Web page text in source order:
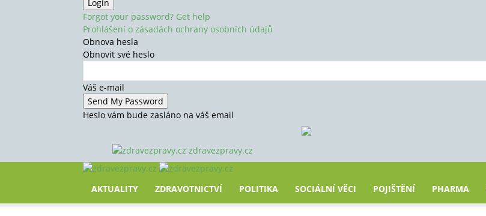
Forgot your password? Get help
Prohlášení o zásadách ochrany osobních údajů
Obnova hesla
Obnovit své heslo
Váš e-mail
Heslo vám bude zasláno na váš email
zdravezpravy.cz
AKTUALITY ZDRAVOTNICTVÍ POLITIKA SOCIÁLNÍ VĚCI POJIŠTĚNÍ PHARMA